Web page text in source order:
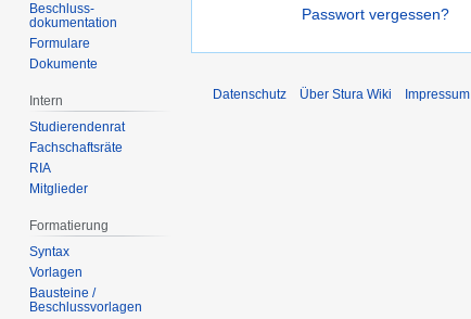
Passwort vergessen?
Beschluss-
dokumentation
Formulare
Dokumente
Intern
Studierendenrat
Fachschaftsräte
RIA
Mitglieder
Formatierung
Syntax
Vorlagen
Bausteine /
Beschlussvorlagen
Datenschutz Über Stura Wiki Impressum